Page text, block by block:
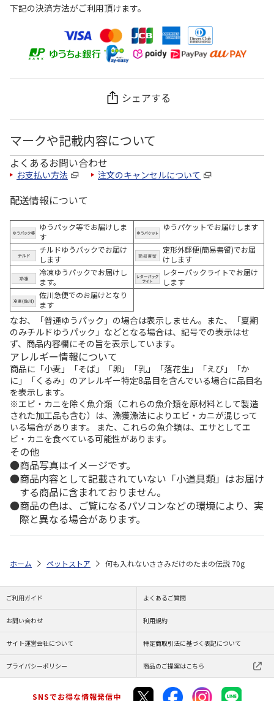
下記の決済方法がご利用頂けます。
シェアする
マークや記載内容について
よくあるお問い合わせ
お支払い方法 注文のキャンセルについて
配送情報について
ゆうパック等でお届けしま
す
ゆうパケットでお届けします
チルドゆうパックでお届け
します
定形外郵便(簡易書留)でお届
けします
冷凍ゆうパックでお届けし
ます。
レターパックライトでお届け
します
佐川急便でのお届けとなり
ます
なお、「普通ゆうパック」の場合は表示しません。また、「夏期
のみチルドゆうパック」などとなる場合は、記号での表示はせ
ず、商品内容欄にその旨を表示しています。
アレルギー情報について
商品に「小麦」「そば」「卵」「乳」「落花生」「えび」「か
に」「くるみ」のアレルギー特定8品目を含んでいる場合に品目名
を表示します。
※エビ・カニを除く魚介類（これらの魚介類を原材料として製造
された加工品も含む）は、漁獲漁法によりエビ・カニが混じって
いる場合があります。 また、これらの魚介類は、エサとしてエ
ビ・カニを食べている可能性があります。
その他
商品写真はイメージです。
商品内容として記載されていない「小道具類」はお届け
する商品に含まれておりません。
商品の色は、ご覧になるパソコンなどの環境により、実
際と異なる場合があります。
ホーム ペットストア 何も入れないささみだけのたまの伝説 70g
ご利用ガイド よくあるご質問
お問い合わせ 利用規約
サイト運営会社について 特定商取引法に基づく表記について
プライバシーポリシー 商品のご提案はこちら
SNSでお得な情報発信中